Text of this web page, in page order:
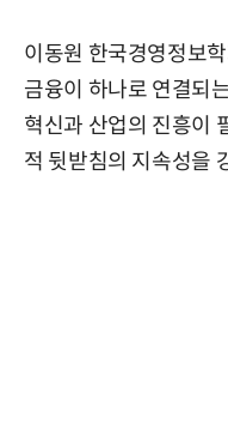
이동원 한국경영정보
금융이 하나로 연결되
혁신과 산업의 진흥이
적 뒷받침의 지속성을